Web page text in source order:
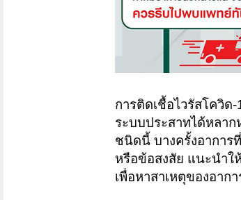
การติดเชื้อไวรัสโควิด
ระบบประสาทได้หลาก
ชนิดนี้ บางครั้งอาการ
หรือข้อสงสัย แนะนำใ
เพื่อหาสาเหตุของอาก